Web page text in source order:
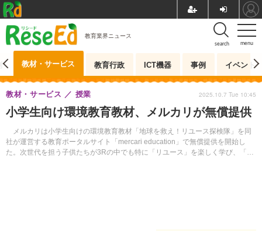
menu
search
教育業界ニュース
教材・サービス 教育行政 ICT機器 事例 イベント
小学生向け環境教育教材、メルカリが無償提供
メルカリは小学生向けの環境教育教材「地球を救え！リユース探検隊」を同
社が運営する教育ポータルサイト「mercari education」で無償提供を開始し
た。次世代を担う子供たちが3Rの中でも特に「リユース」を楽しく学び、「捨
教材・サービス 授業 2025.10.7 Tue 10:45